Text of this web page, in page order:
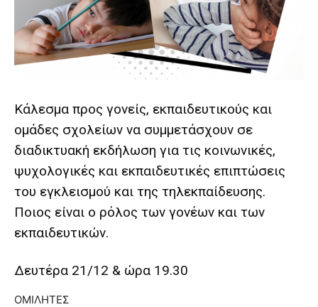
teaches
you
the
meaning
pornhun
porn
Κάλεσμα προς γονείς, εκπαιδευτικούς και
ομάδες σχολείων να συμμετάσχουν σε
διαδικτυακή εκδήλωση για τις κοινωνικές,
ψυχολογικές και εκπαιδευτικές επιπτώσεις
του εγκλεισμού και της τηλεκπαίδευσης.
Ποιος είναι ο ρόλος των γονέων και των
εκπαιδευτικών.
Δευτέρα 21/12 & ώρα 19.30
ΟΜΙΛΗΤΕΣ